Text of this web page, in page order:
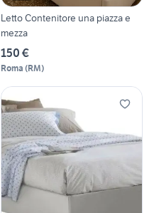
Letto Contenitore una piazza e
mezza
150 €
Roma (RM)